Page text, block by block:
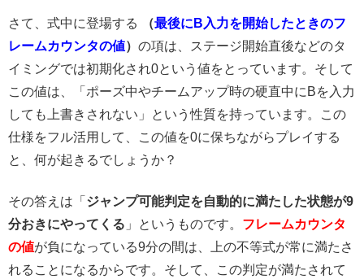
さて、式中に登場する （最後にB入力を開始したときのフ
レームカウンタの値） の項は、ステージ開始直後などのタ
イミングでは初期化され0という値をとっています。そして
この値は、「ポーズ中やチームアップ時の硬直中にBを入力
しても上書きされない」という性質を持っています。この
仕様をフル活用して、この値を0に保ちながらプレイする
と、何が起きるでしょうか？
その答えは「 ジャンプ可能判定を自動的に満たした状態が9
分おきにやってくる 」というものです。 フレームカウンタ
の値が負になっている9分の間は、上の不等式が常に満たさ
れることになるからです。そして、この判定が満たされて